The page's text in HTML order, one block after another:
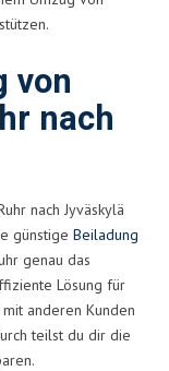
von
nach
nach Jyväskylä
günstige Beiladung
genau das
Lösung für
anderen Kunden
teilst du dir die